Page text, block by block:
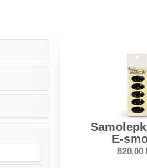
E-
820,00